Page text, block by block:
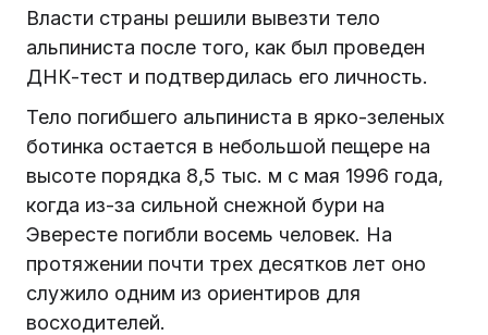
Власти страны решили вывезти тело
альпиниста после того, как был проведен
ДНК-тест и подтвердилась его личность.
Тело погибшего альпиниста в ярко-зеленых
ботинка остается в небольшой пещере на
высоте порядка 8,5 тыс. м с мая 1996 года,
когда из-за сильной снежной бури на
Эвересте погибли восемь человек. На
протяжении почти трех десятков лет оно
служило одним из ориентиров для
восходителей.